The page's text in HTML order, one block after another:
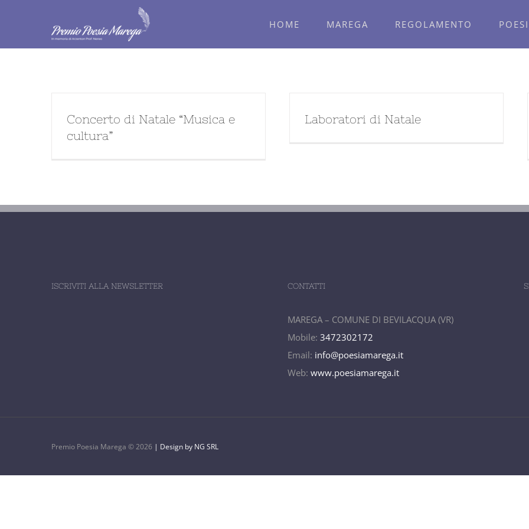
HOME MAREGA REGOLAMENTO
Concerto di Natale “Musica e
cultura”
Laboratori di Natale
ISCRIVITI ALLA NEWSLETTER CONTATTI
MAREGA – COMUNE DI BEVILACQUA (VR)
Mobile: 3472302172
Email: info@poesiamarega.it
Web: www.poesiamarega.it
Premio Poesia Marega ©2026 | Design by NG SRL